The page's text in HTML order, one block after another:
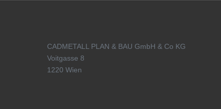
CADMETALL PLAN & BAU GmbH & Co KG
Voitgasse 8
1220 Wien